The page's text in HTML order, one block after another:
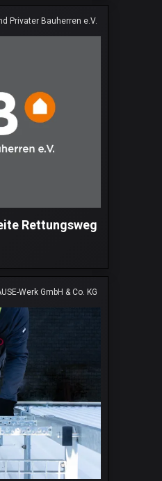
Privater Bauherren e.V.
Rettungsweg
Werk GmbH & Co. KG